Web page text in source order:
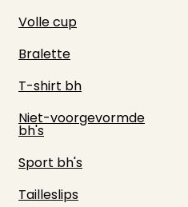
Volle cup
Bralette
T-shirt bh
Niet-voorgevormde
bh's
Sport bh's
Tailleslips